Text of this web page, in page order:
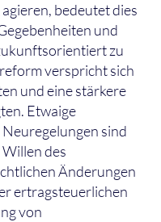
bedeutet dies
und
zu
verspricht sich
und eine stärkere
Etwaige
sind
des
Änderungen
ertragsteuerlichen
von